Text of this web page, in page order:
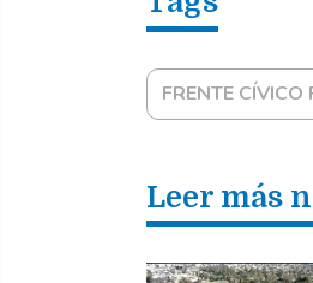
FRENTE
Leer más